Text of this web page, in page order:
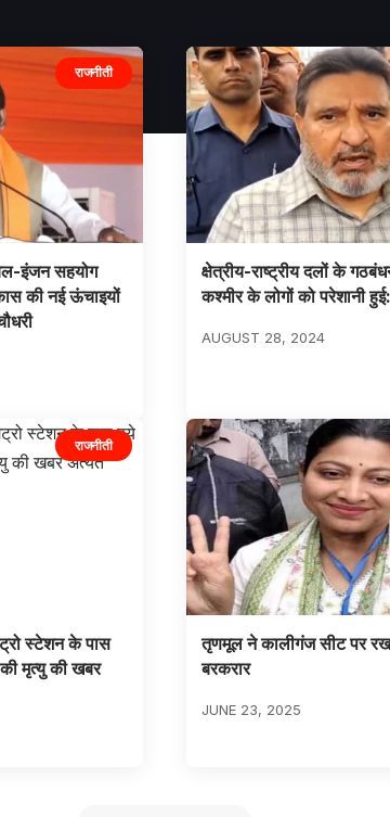
राजनीती
इंजन सहयोग
की नई ऊंचाइयों
क्षेत्रीय-राष्ट्रीय दलों के
कश्मीर के लोगों को परेशानी
AUGUST 28, 2024
राजनीती
स्टेशन के पास
मृत्यु की खबर
तृणमूल ने कालीगंज सीट पर
बरकरार
JUNE 23, 2025